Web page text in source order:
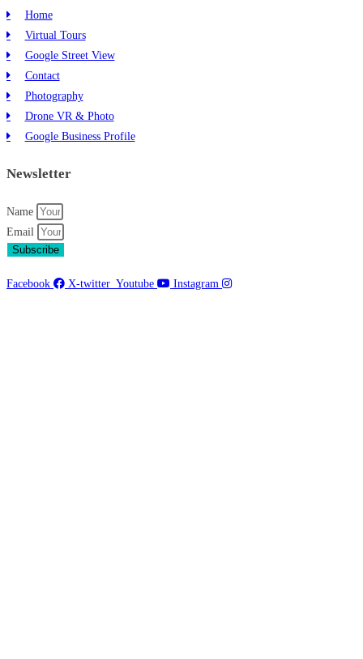
Home
Virtual Tours
Google Street View
Contact
Photography
Drone VR & Photo
Google Business Profile
Newsletter
Name
Email
Subscribe
Facebook X-twitter Youtube Instagram